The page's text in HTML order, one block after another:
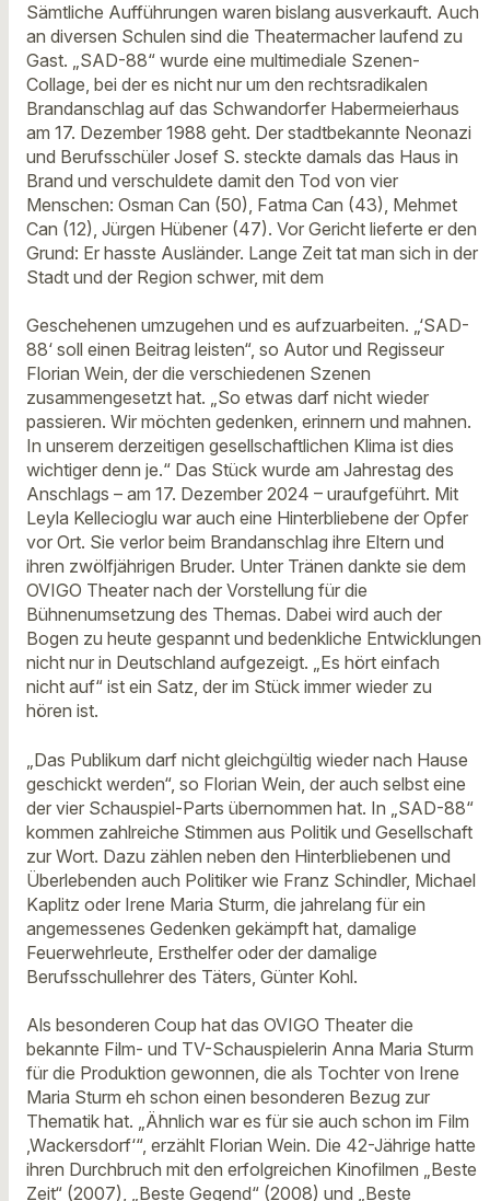
Sämtliche Aufführungen waren bislang ausverkauft. Auch
an diversen Schulen sind die Theatermacher laufend zu
Gast. „SAD-88“ wurde eine multimediale Szenen-
Collage, bei der es nicht nur um den rechtsradikalen
Brandanschlag auf das Schwandorfer Habermeierhaus
am 17. Dezember 1988 geht. Der stadtbekannte Neonazi
und Berufsschüler Josef S. steckte damals das Haus in
Brand und verschuldete damit den Tod von vier
Menschen: Osman Can (50), Fatma Can (43), Mehmet
Can (12), Jürgen Hübener (47). Vor Gericht lieferte er den
Grund: Er hasste Ausländer. Lange Zeit tat man sich in der
Stadt und der Region schwer, mit dem
Geschehenen umzugehen und es aufzuarbeiten. „‘SAD-
88‘ soll einen Beitrag leisten“, so Autor und Regisseur
Florian Wein, der die verschiedenen Szenen
zusammengesetzt hat. „So etwas darf nicht wieder
passieren. Wir möchten gedenken, erinnern und mahnen.
In unserem derzeitigen gesellschaftlichen Klima ist dies
wichtiger denn je.“ Das Stück wurde am Jahrestag des
Anschlags – am 17. Dezember 2024 – uraufgeführt. Mit
Leyla Kellecioglu war auch eine Hinterbliebene der Opfer
vor Ort. Sie verlor beim Brandanschlag ihre Eltern und
ihren zwölfjährigen Bruder. Unter Tränen dankte sie dem
OVIGO Theater nach der Vorstellung für die
Bühnenumsetzung des Themas. Dabei wird auch der
Bogen zu heute gespannt und bedenkliche Entwicklungen
nicht nur in Deutschland aufgezeigt. „Es hört einfach
nicht auf“ ist ein Satz, der im Stück immer wieder zu
hören ist.
„Das Publikum darf nicht gleichgültig wieder nach Hause
geschickt werden“, so Florian Wein, der auch selbst eine
der vier Schauspiel-Parts übernommen hat. In „SAD-88“
kommen zahlreiche Stimmen aus Politik und Gesellschaft
zur Wort. Dazu zählen neben den Hinterbliebenen und
Überlebenden auch Politiker wie Franz Schindler, Michael
Kaplitz oder Irene Maria Sturm, die jahrelang für ein
angemessenes Gedenken gekämpft hat, damalige
Feuerwehrleute, Ersthelfer oder der damalige
Berufsschullehrer des Täters, Günter Kohl.
Als besonderen Coup hat das OVIGO Theater die
bekannte Film- und TV-Schauspielerin Anna Maria Sturm
für die Produktion gewonnen, die als Tochter von Irene
Maria Sturm eh schon einen besonderen Bezug zur
Thematik hat. „Ähnlich war es für sie auch schon im Film
‚Wackersdorf‘“, erzählt Florian Wein. Die 42-Jährige hatte
ihren Durchbruch mit den erfolgreichen Kinofilmen „Beste
Zeit“ (2007), „Beste Gegend“ (2008) und „Beste